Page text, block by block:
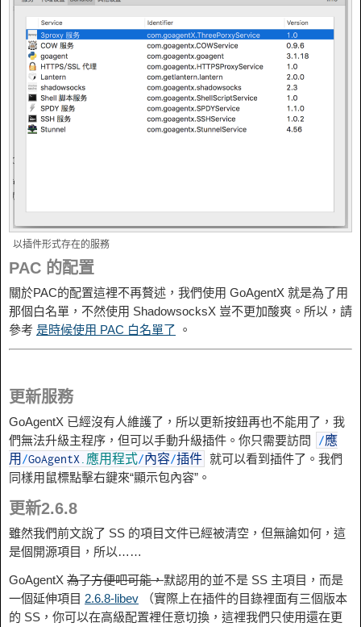
以插件形式存在的服務
PAC 的配置
關於PAC的配置這裡不再贅述，我們使用 GoAgentX 就是為了用
那個白名單，不然使用 ShadowsocksX 豈不更加酸爽。所以，請
參考 是時候使用 PAC 白名單了 。
更新服務
GoAgentX 已經沒有人維護了，所以更新按鈕再也不能用了，我
們無法升級主程序，但可以手動升級插件。你只需要訪問
/應
用 /GoAgentX .應用程式/內容/插件 就可以看到插件了。我們
同樣用鼠標點擊右鍵來“顯示包內容”。
更新2.6.8
雖然我們前文說了 SS 的項目文件已經被清空，但無論如何，這
是個開源項目，所以……
GoAgentX 為了方便吧可能，默認用的並不是 SS 主項目，而是
一個延伸項目 2.6.8-libev （實際上在插件的目錄裡面有三個版本
的 SS，你可以在高級配置裡任意切換，這裡我們只使用還在更